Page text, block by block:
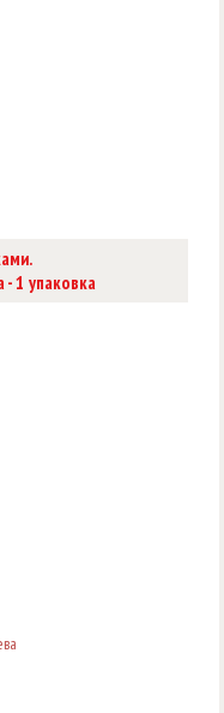
-1 упаковка